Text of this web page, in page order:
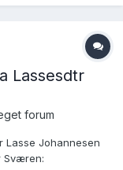
Lassesdtr
forum
Lasse Johannesen
Sværen: